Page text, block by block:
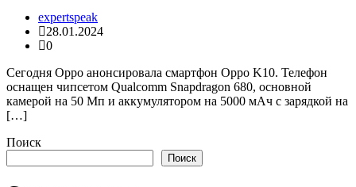
expertspeak
28.01.2024
0
Сегодня Oppo анонсировала смартфон Oppo K10. Телефон
оснащен чипсетом Qualcomm Snapdragon 680, основной
камерой на 50 Мп и аккумулятором на 5000 мАч с зарядкой на
[…]
Поиск
Поиск